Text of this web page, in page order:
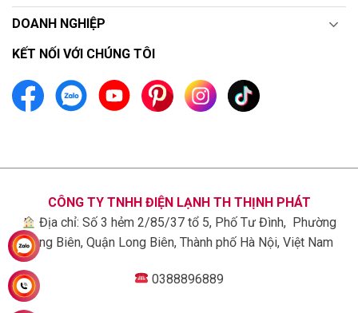
DOANH NGHIỆP
KẾT NỐI VỚI CHÚNG TÔI
CÔNG TY TNHH ĐIỆN LẠNH TH THỊNH PHÁT
Địa chỉ: Số 3 hẻm 2/85/37 tổ 5, Phố Tư Đình, Phường
Long Biên, Quận Long Biên, Thành phố Hà Nội, Việt Nam
0388896889